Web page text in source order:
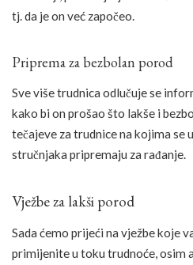
tj. da je on već započeo.
Priprema za bezbolan porod
Sve više trudnica odlučuje se
kako bi on prošao što lakše i
tečajeve za trudnice na kojima se
stručnjaka pripremaju za rađanje.
Vježbe za lakši porod
Sada ćemo prijeći na vježbe koje
primijenite u toku trudnoće, osim